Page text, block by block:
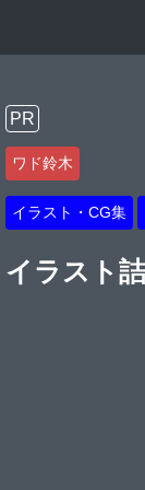
PR
ワド鈴木
イラスト・CG集
イラスト